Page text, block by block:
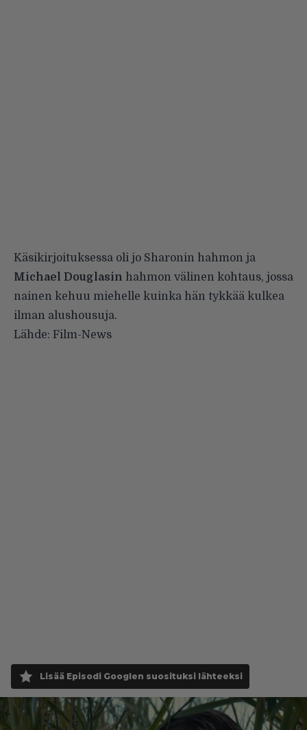
Käsikirjoituksessa oli jo Sharonin hahmon ja
Michael Douglasin hahmon välinen kohtaus, jossa
nainen kehuu miehelle kuinka hän tykkää kulkea
ilman alushousuja.
Lähde: Film-News
Lisää Episodi Googlen suosituksi lähteeksi